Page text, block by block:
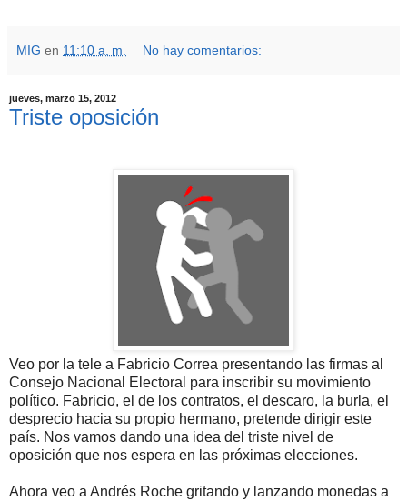
MIG en 11:10 a. m. No hay comentarios:
jueves, marzo 15, 2012
Triste oposición
Veo por la tele a Fabricio Correa presentando las firmas al
Consejo Nacional Electoral para inscribir su movimiento
político. Fabricio, el de los contratos, el descaro, la burla, el
desprecio hacia su propio hermano, pretende dirigir este
país. Nos vamos dando una idea del triste nivel de
oposición que nos espera en las próximas elecciones.
Ahora veo a Andrés Roche gritando y lanzando monedas a